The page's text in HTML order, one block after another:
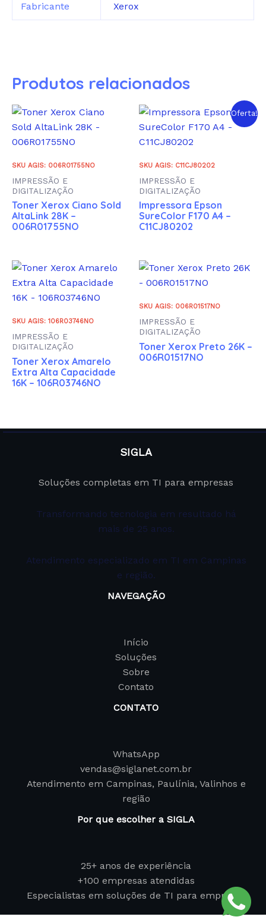
Fabricante Xerox
Produtos relacionados
SKU AGIS: 006R01755NO
IMPRESSÃO E
DIGITALIZAÇÃO
Toner Xerox Ciano Sold
AltaLink 28K –
006R01755NO
Oferta!
SKU AGIS: C11CJ80202
IMPRESSÃO E
DIGITALIZAÇÃO
Impressora Epson
SureColor F170 A4 –
C11CJ80202
SKU AGIS: 106R03746NO
IMPRESSÃO E
DIGITALIZAÇÃO
Toner Xerox Amarelo
Extra Alta Capacidade
16K – 106R03746NO
SKU AGIS: 006R01517NO
IMPRESSÃO E
DIGITALIZAÇÃO
Toner Xerox Preto 26K –
006R01517NO
SIGLA
Soluções completas em TI para empresas
Transformando tecnologia em resultado há
mais de 25 anos.
Atendimento especializado em TI em Campinas
e região.
NAVEGAÇÃO
Início
Soluções
Sobre
Contato
CONTATO
WhatsApp
vendas@siglanet.com.br
Atendimento em Campinas, Paulínia, Valinhos e
região
Por que escolher a SIGLA
25+ anos de experiência
+100 empresas atendidas
Especialistas em soluções de TI para empresas